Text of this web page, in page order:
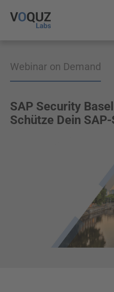
Webinar on Demand
SAP Security
Schütze Dein